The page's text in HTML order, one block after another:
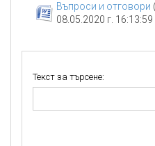
Въпроси и отговори
08.05.2020 г. 16:13:59
Текст за търсене: